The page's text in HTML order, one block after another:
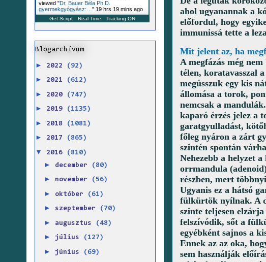
ahol ugyanannak a
előfordul, hogy
immunissá tette a
Mit jelent az, ha
A megfázás még
télen, koratavasszal
megússzuk egy kis
állomása a torok,
nemcsak a
kaparó érzés jelez a
garatgyulladást,
főleg nyáron a zárt
szintén spontán
Nehezebb a helyzet
orrmandula
részben, mert
Ugyanis ez a hátsó
fülkürtök nyílnak. A
szinte teljesen
felszívódik, sőt a
egyébként sajnos a
Ennek az az oka,
sem használják
viewed "Dr. Bauer Béla Ph.D.
gyermekgyógyász:… " 19 hrs 19 mins ago
Get Script Real Time Tracking ON
Blogarchívum
► 2022 (92)
► 2021 (612)
► 2020 (747)
► 2019 (1135)
► 2018 (1081)
► 2017 (865)
▼ 2016 (810)
► december (80)
► november (56)
► október (61)
► szeptember (70)
► augusztus (48)
► július (127)
► június (69)